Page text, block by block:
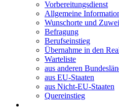
Vorbereitungsdienst
Allgemeine
Wunschorte und
Befragung
Berufseinstieg
Übernahme in den
Warteliste
aus anderen
aus EU-Staaten
aus Nicht-EU-Staaten
Quereinstieg